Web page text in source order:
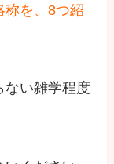
称を、8つ紹
ない雑学程度